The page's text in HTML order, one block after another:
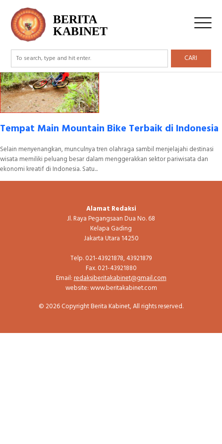
BERITA
KABINET
CARI
Tag Archive: Mountain Bike
Tempat Main Mountain Bike Terbaik di Indonesia
Selain menyenangkan, munculnya tren olahraga sambil menjelajahi destinasi
wisata memiliki peluang besar dalam menggerakkan sektor pariwisata dan
ekonomi kreatif di Indonesia. Satu...
Alamat Redaksi
Jl. Raya Pegangsaan Dua No. 68
Kelapa Gading
Jakarta Utara 14250
Telp. 021-43921878, 43921879
Fax. 021-43921880
Email:redaksiberitakabinet@gmail.com
website: www.beritakabinet.com
© 2026 Copyright Berita Kabinet, All rights reserved.